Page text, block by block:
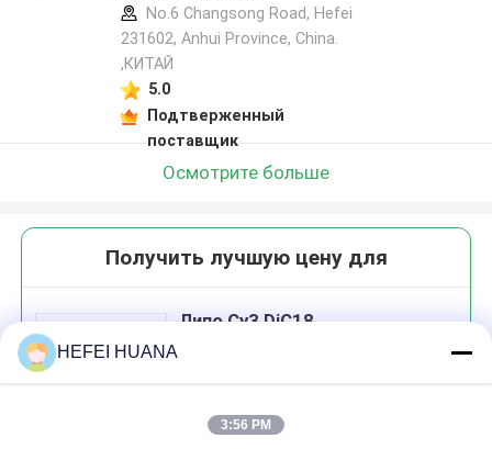
No.6 Changsong Road, Hefei
231602, Anhui Province, China.
,КИТАЙ
5.0
Подтверженный
поставщик
Осмотрите больше
Получить лучшую цену для
Липо Cy3 DiC18
HEFEI HUANA
3:56 PM